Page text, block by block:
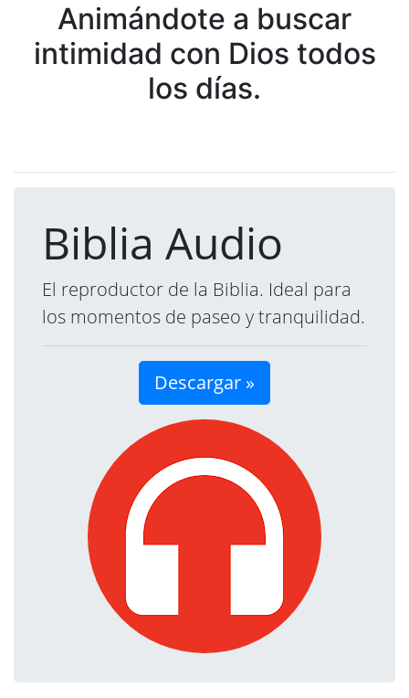
Animándote a buscar
intimidad con Dios todos
los días.
Biblia Audio
El reproductor de la Biblia. Ideal para
los momentos de paseo y tranquilidad.
Descargar »